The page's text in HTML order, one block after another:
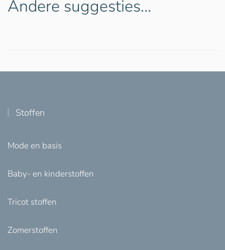
Andere suggesties…
Stoffen
Mode en basis
Baby- en kinderstoffen
Tricot stoffen
Zomerstoffen